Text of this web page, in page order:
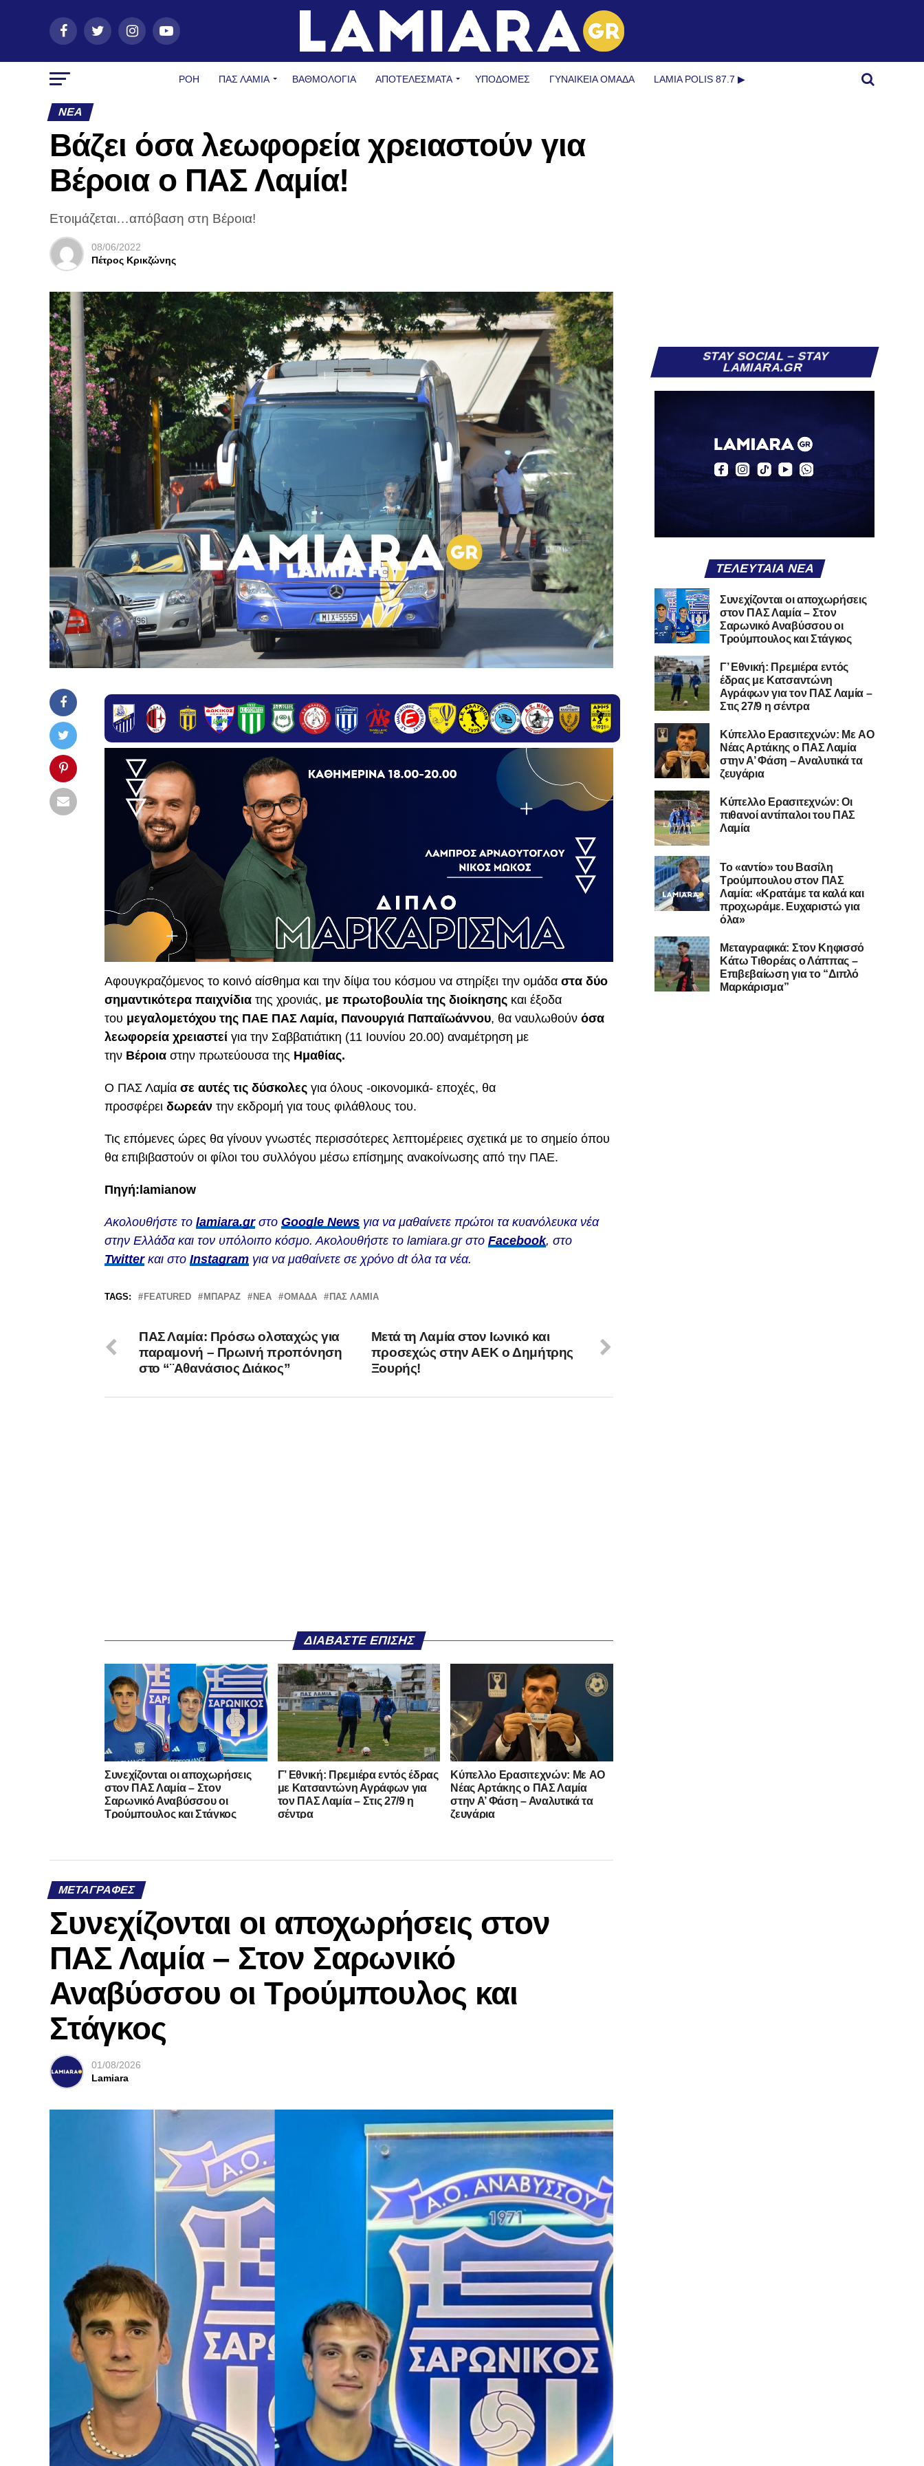
ΡΟΗ ΠΑΣ ΛΑΜΊΑ ΒΑΘΜΟΛΟΓΙΑ ΑΠΟΤΕΛΕΣΜΑΤΑ ΥΠΟΔΟΜΈΣ ΓΥΝΑΙΚΕΊΑ ΟΜΆΔΑ LAMIA POLIS 87.7 ▶︎
ΝΈΑ
Βάζει όσα λεωφορεία χρειαστούν για
Βέροια ο ΠΑΣ Λαμία!
Ετοιμάζεται…απόβαση στη Βέροια!
08/06/2022
Πέτρος Κρικζώνης
Αφουγκραζόμενος το κοινό αίσθημα και την δίψα του κόσμου να στηρίξει την ομάδα στα δύο
σημαντικότερα παιχνίδια της χρονιάς, με πρωτοβουλία της διοίκησης και έξοδα
του μεγαλομετόχου της ΠΑΕ ΠΑΣ Λαμία, Πανουργιά Παπαϊωάννου, θα ναυλωθούν όσα
λεωφορεία χρειαστεί για την Σαββατιάτικη (11 Ιουνίου 20.00) αναμέτρηση με
την Βέροια στην πρωτεύουσα της Ημαθίας.
Ο ΠΑΣ Λαμία σε αυτές τις δύσκολες για όλους -οικονομικά- εποχές, θα
προσφέρει δωρεάν την εκδρομή για τους φιλάθλους του.
Τις επόμενες ώρες θα γίνουν γνωστές περισσότερες λεπτομέρειες σχετικά με το σημείο όπου
θα επιβιβαστούν οι φίλοι του συλλόγου μέσω επίσημης ανακοίνωσης από την ΠΑΕ.
Πηγή:lamianow
Ακολουθήστε το lamiara.grστο Google News για να μαθαίνετε πρώτοι τα κυανόλευκα νέα
στην Ελλάδα και τον υπόλοιπο κόσμο. Ακολουθήστε το lamiara.gr στο Facebook, στο
Twitterκαι στο Instagram για να μαθαίνετε σε χρόνο dt όλα τα νέα.
TAGS: FEATURED ΜΠΑΡΑΖ ΝΈΑ ΟΜΆΔΑ ΠΑΣ ΛΑΜΙΑ
Μετά τη Λαμία στον Ιωνικό και
προσεχώς στην ΑΕΚ ο Δημήτρης
Ξουρής!
ΠΑΣ Λαμία: Πρόσω ολοταχώς για
παραμονή – Πρωινή προπόνηση
στο “¨Αθανάσιος Διάκος”
ΔΙΑΒΆΣΤΕ ΕΠΊΣΗΣ
Συνεχίζονται οι αποχωρήσεις
στον ΠΑΣ Λαμία – Στον
Σαρωνικό Αναβύσσου οι
Τρούμπουλος και Στάγκος
Γ’ Εθνική: Πρεμιέρα εντός έδρας
με Κατσαντώνη Αγράφων για
τον ΠΑΣ Λαμία – Στις 27/9 η
σέντρα
Kύπελλο Ερασιτεχνών: Με AO
Nέας Αρτάκης ο ΠΑΣ Λαμία
στην Α’ Φάση – Αναλυτικά τα
ζευγάρια
ΜΕΤΑΓΡΑΦΈΣ
Συνεχίζονται οι αποχωρήσεις στον
ΠΑΣ Λαμία – Στον Σαρωνικό
Αναβύσσου οι Τρούμπουλος και
Στάγκος
01/08/2026
Lamiara
STAY SOCIAL – STAY
LAMIARA.GR
ΤΕΛΕΥΤΑΊΑ ΝΈΑ
Συνεχίζονται οι αποχωρήσεις
στον ΠΑΣ Λαμία – Στον
Σαρωνικό Αναβύσσου οι
Τρούμπουλος και Στάγκος
Γ’ Εθνική: Πρεμιέρα εντός
έδρας με Κατσαντώνη
Αγράφων για τον ΠΑΣ Λαμία –
Στις 27/9 η σέντρα
Kύπελλο Ερασιτεχνών: Με AO
Nέας Αρτάκης ο ΠΑΣ Λαμία
στην Α’ Φάση – Αναλυτικά τα
ζευγάρια
Κύπελλο Ερασιτεχνών: Οι
πιθανοί αντίπαλοι του ΠΑΣ
Λαμία
Το «αντίο» του Βασίλη
Τρούμπουλου στον ΠΑΣ
Λαμία: «Κρατάμε τα καλά και
προχωράμε. Ευχαριστώ για
όλα»
Μεταγραφικά: Στον Κηφισσό
Κάτω Τιθορέας ο Λάππας –
Επιβεβαίωση για το “Διπλό
Μαρκάρισμα”